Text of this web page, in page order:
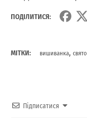
ПОДІЛИТИСЯ:
МІТКИ: вишиванка,свято
Підписатися